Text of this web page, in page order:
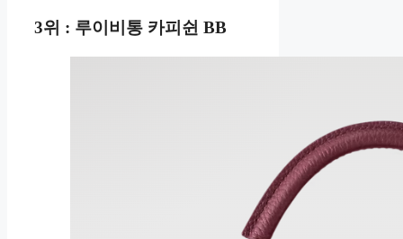
3위 : 루이비통 카피쉰 BB